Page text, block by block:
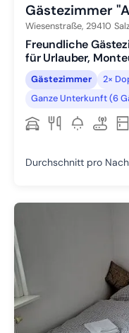
Gästezimmer
Wiesenstraße, 29410
Freundliche
für Urlauber,
Gästezimmer
2×
Ganze Unterkunft (6
Durchschnitt pro